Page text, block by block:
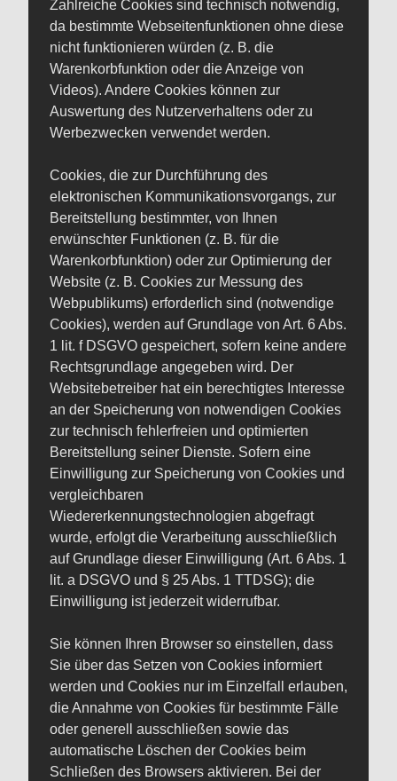
Zahlreiche Cookies sind technisch notwendig,
da bestimmte Webseitenfunktionen ohne diese
nicht funktionieren würden (z. B. die
Warenkorbfunktion oder die Anzeige von
Videos). Andere Cookies können zur
Auswertung des Nutzerverhaltens oder zu
Werbezwecken verwendet werden.
Cookies, die zur Durchführung des
elektronischen Kommunikationsvorgangs, zur
Bereitstellung bestimmter, von Ihnen
erwünschter Funktionen (z. B. für die
Warenkorbfunktion) oder zur Optimierung der
Website (z. B. Cookies zur Messung des
Webpublikums) erforderlich sind (notwendige
Cookies), werden auf Grundlage von Art. 6 Abs.
1 lit. f DSGVO gespeichert, sofern keine andere
Rechtsgrundlage angegeben wird. Der
Websitebetreiber hat ein berechtigtes Interesse
an der Speicherung von notwendigen Cookies
zur technisch fehlerfreien und optimierten
Bereitstellung seiner Dienste. Sofern eine
Einwilligung zur Speicherung von Cookies und
vergleichbaren
Wiedererkennungstechnologien abgefragt
wurde, erfolgt die Verarbeitung ausschließlich
auf Grundlage dieser Einwilligung (Art. 6 Abs. 1
lit. a DSGVO und § 25 Abs. 1 TTDSG); die
Einwilligung ist jederzeit widerrufbar.
Sie können Ihren Browser so einstellen, dass
Sie über das Setzen von Cookies informiert
werden und Cookies nur im Einzelfall erlauben,
die Annahme von Cookies für bestimmte Fälle
oder generell ausschließen sowie das
automatische Löschen der Cookies beim
Schließen des Browsers aktivieren. Bei der